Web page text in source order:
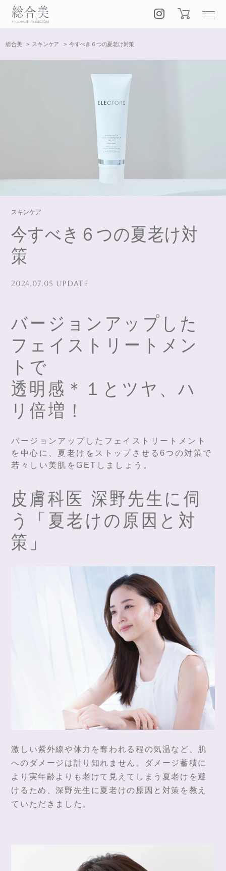
総合美 スキンケア 今すべき６つの夏老け対策
スキンケア
今すべき６つの夏老け対
策
2024.07.05 UPDATE
バージョンアップした
フェイストリートメン
トで
透明感＊１とツヤ、ハ
リ倍増！
バージョンアップしたフェイストリートメント
を中心に、夏老けをストップさせる6つの対策で
若々しい美肌をGETしましょう。
皮膚科医 深野先生に伺
う「夏老けの原因と対
策」
激しい紫外線や体力を奪われる程の気温など、肌
へのダメージは計り知れません。ダメージ蓄積に
より実年齢よりも老けて見えてしまう夏老けを避
けるため、深野先生に夏老けの原因と対策を教え
ていただきました。